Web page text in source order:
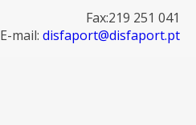
Fax:219 251 041
E-mail: disfaport@disfaport.pt